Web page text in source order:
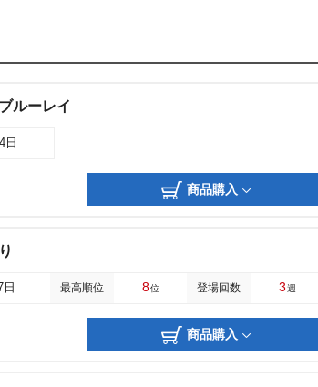
ルーレイ
日
商品購入
最高順位 8位 登場回数 3週
商品購入